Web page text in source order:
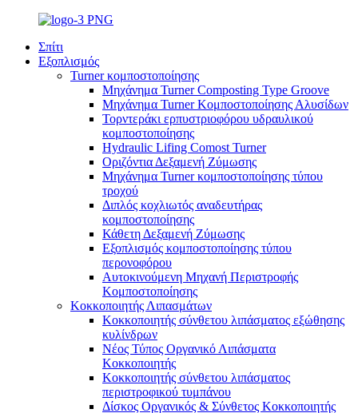
Σπίτι
Εξοπλισμός
Turner κομποστοποίησης
Μηχάνημα Turner Composting Type Groove
Μηχάνημα Turner Κομποστοποίησης Αλυσίδων
Τορντεράκι ερπυστριοφόρου υδραυλικού
κομποστοποίησης
Hydraulic Lifing Comost Turner
Οριζόντια Δεξαμενή Ζύμωσης
Μηχάνημα Turner κομποστοποίησης τύπου
τροχού
Διπλός κοχλιωτός αναδευτήρας
κομποστοποίησης
Κάθετη Δεξαμενή Ζύμωσης
Εξοπλισμός κομποστοποίησης τύπου
περονοφόρου
Αυτοκινούμενη Μηχανή Περιστροφής
Κομποστοποίησης
Κοκκοποιητής Λιπασμάτων
Κοκκοποιητής σύνθετου λιπάσματος εξώθησης
κυλίνδρων
Νέος Τύπος Οργανικό Λιπάσματα
Κοκκοποιητής
Κοκκοποιητής σύνθετου λιπάσματος
περιστροφικού τυμπάνου
Δίσκος Οργανικός & Σύνθετος Κοκκοποιητής